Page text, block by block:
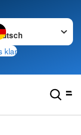
wechseln zu
klar